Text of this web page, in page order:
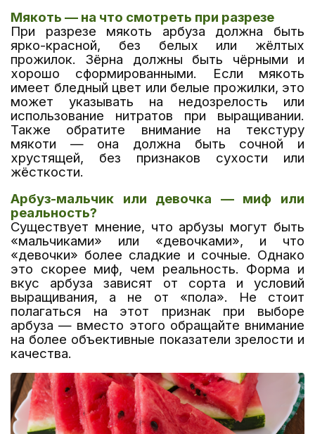
Мякоть — на что смотреть при разрезе
При разрезе мякоть арбуза должна быть
ярко-красной, без белых или жёлтых
прожилок. Зёрна должны быть чёрными и
хорошо сформированными. Если мякоть
имеет бледный цвет или белые прожилки, это
может указывать на недозрелость или
использование нитратов при выращивании.
Также обратите внимание на текстуру
мякоти — она должна быть сочной и
хрустящей, без признаков сухости или
жёсткости.
Арбуз-мальчик или девочка — миф или
реальность?
Существует мнение, что арбузы могут быть
«мальчиками» или «девочками», и что
«девочки» более сладкие и сочные. Однако
это скорее миф, чем реальность. Форма и
вкус арбуза зависят от сорта и условий
выращивания, а не от «пола». Не стоит
полагаться на этот признак при выборе
арбуза — вместо этого обращайте внимание
на более объективные показатели зрелости и
качества.